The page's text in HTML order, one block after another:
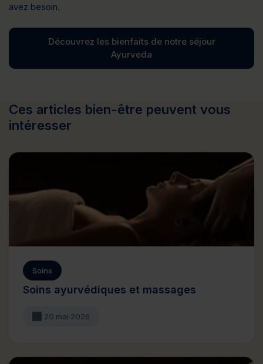
avez besoin.
Découvrez les bienfaits de notre séjour
Ayurveda
Ces articles bien-être peuvent vous
intéresser
Soins
Soins ayurvédiques et massages
20 mai 2026